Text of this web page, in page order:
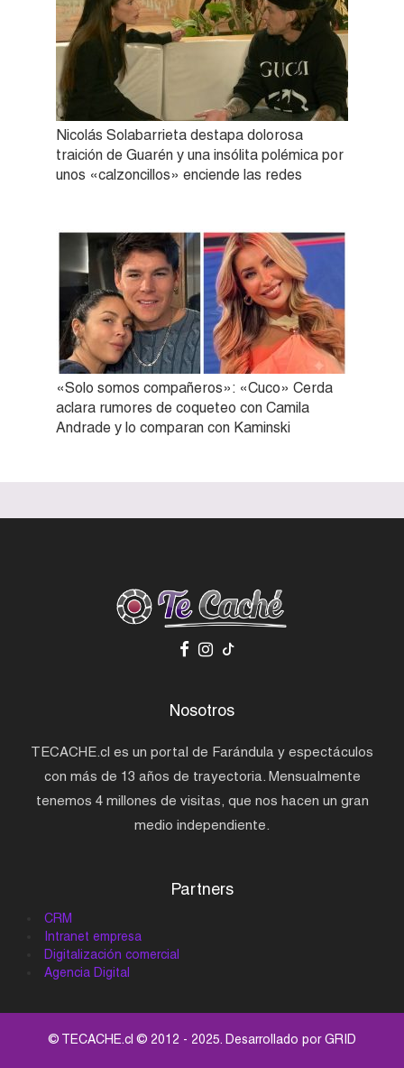
Nicolás Solabarrieta destapa dolorosa
traición de Guarén y una insólita polémica por
unos «calzoncillos» enciende las redes
«Solo somos compañeros»: «Cuco» Cerda
aclara rumores de coqueteo con Camila
Andrade y lo comparan con Kaminski
Nosotros
TECACHE.cl es un portal de Farándula y espectáculos
con más de 13 años de trayectoria. Mensualmente
tenemos 4 millones de visitas, que nos hacen un gran
medio independiente.
Partners
CRM
Intranet empresa
Digitalización comercial
Agencia Digital
© TECACHE.cl © 2012 - 2025. Desarrollado porGRID